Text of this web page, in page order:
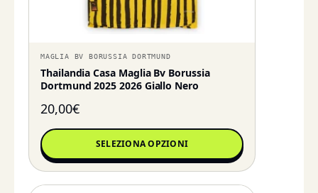
MAGLIA BV BORUSSIA DORTMUND
Thailandia Casa Maglia Bv Borussia
Dortmund 2025 2026 Giallo Nero
20,00€
SELEZIONA OPZIONI